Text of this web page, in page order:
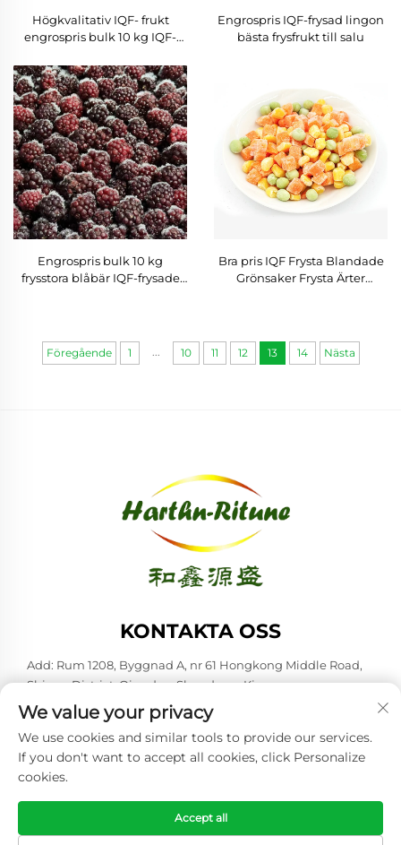
Högkvalitativ IQF- frukt
engrospris bulk 10 kg IQF-
Engrospris IQF-frysad lingon
bästa frysfrukt till salu
Engrospris bulk 10 kg
frysstora blåbär IQF-frysade
Bra pris IQF Frysta Blandade
Grönsaker Frysta Ärter
Föregående 1 ... 10 11 12 13 14 Nästa
KONTAKTA OSS
Add: Rum 1208, Byggnad A, nr 61 Hongkong Middle Road,
Shinan District, Qingdao, Shandong, Kina
Tel:+86-53285879528
E-post: [email protected]
Upphovsrätt © 2026 Qingdao Harthn-ritune Corp., Ltd. Alla
rättigheter förbehållna. -Integritetspolicy
We value your privacy
We use cookies and similar tools to provide our services.
If you don't want to accept all cookies, click Personalize
cookies.
Accept all